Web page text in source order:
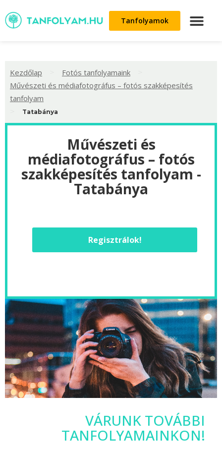
Tanfolyamok
Kezdőlap Fotós tanfolyamaink
Művészeti és médiafotográfus – fotós szakképesítés
tanfolyam
Tatabánya
Művészeti és
médiafotográfus – fotós
szakképesítés tanfolyam -
Tatabánya
Regisztrálok!
VÁRUNK TOVÁBBI
TANFOLYAMAINKON!